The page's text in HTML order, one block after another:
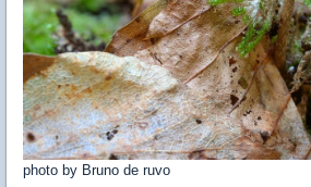
photo by Bruno de ruvo